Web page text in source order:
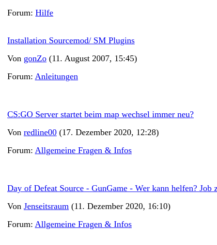
Forum: Hilfe
Installation Sourcemod/ SM Plugins
Von gonZo (11. August 2007, 15:45)
Forum: Anleitungen
CS:GO Server startet beim map wechsel immer neu?
Von redline00 (17. Dezember 2020, 12:28)
Forum: Allgemeine Fragen & Infos
Day of Defeat Source - GunGame - Wer kann helfen? Job
Von Jenseitsraum (11. Dezember 2020, 16:10)
Forum: Allgemeine Fragen & Infos